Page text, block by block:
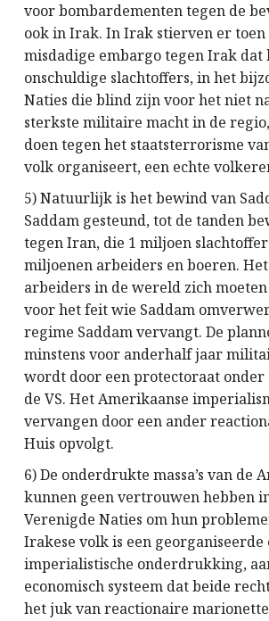
voor bombardementen tegen de
ook in Irak. In Irak stierven er toen
misdadige embargo tegen Irak
onschuldige slachtoffers, in het
Naties die blind zijn voor het niet
sterkste militaire macht in de
doen tegen het staatsterrorisme
volk organiseert, een echte
5) Natuurlijk is het bewind van
Saddam gesteund, tot de tanden
tegen Iran, die 1 miljoen
miljoenen arbeiders en boeren.
arbeiders in de wereld zich
voor het feit wie Saddam
regime Saddam vervangt. De
minstens voor anderhalf jaar
wordt door een protectoraat
de VS. Het Amerikaanse
vervangen door een ander
Huis opvolgt.
6) De onderdrukte massa’s van
kunnen geen vertrouwen hebben
Verenigde Naties om hun
Irakese volk is een
imperialistische onderdrukking,
economisch systeem dat beide
het juk van reactionaire